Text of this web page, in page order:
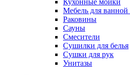
Кухонные мойки
Мебель для
Раковины
Сауны
Смесители
Сушилки для белья
Сушки для рук
Унитазы